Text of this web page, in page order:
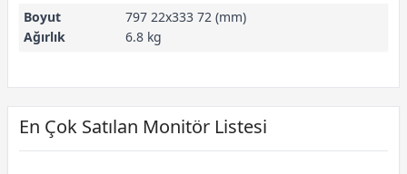
Boyut
797 22x333 72 (mm)
Ağırlık
6.8 kg
En Çok Satılan Monitör Listesi